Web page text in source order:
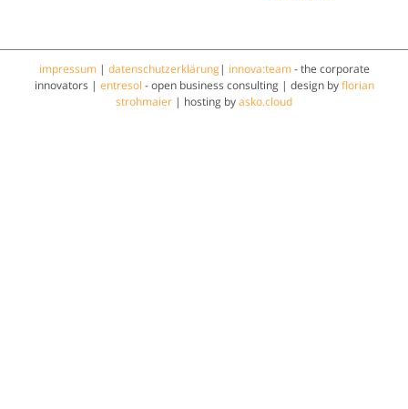
impressum| datenschutzerklärung | innova:team- the corporate
innovators | entresol - open business consulting | design byflorian
strohmaier | hosting byasko.cloud